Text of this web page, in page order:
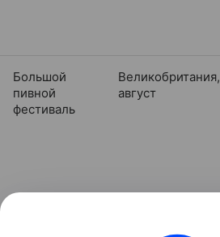
Большой
пивной
фестиваль
Великобритания,
август